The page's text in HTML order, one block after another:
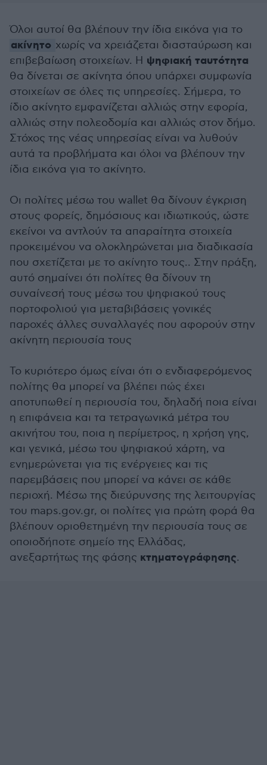
Όλοι αυτοί θα βλέπουν την ίδια εικόνα για το
ακίνητο χωρίς να χρειάζεται διασταύρωση και
επιβεβαίωση στοιχείων. Η ψηφιακή ταυτότητα
θα δίνεται σε ακίνητα όπου υπάρχει συμφωνία
στοιχείων σε όλες τις υπηρεσίες. Σήμερα, το
ίδιο ακίνητο εμφανίζεται αλλιώς στην εφορία,
αλλιώς στην πολεοδομία και αλλιώς στον δήμο.
Στόχος της νέας υπηρεσίας είναι να λυθούν
αυτά τα προβλήματα και όλοι να βλέπουν την
ίδια εικόνα για το ακίνητο.
Οι πολίτες μέσω του wallet θα δίνουν έγκριση
στους φορείς, δημόσιους και ιδιωτικούς, ώστε
εκείνοι να αντλούν τα απαραίτητα στοιχεία
προκειμένου να ολοκληρώνεται μια διαδικασία
που σχετίζεται με το ακίνητο τους.. Στην πράξη,
αυτό σημαίνει ότι πολίτες θα δίνουν τη
συναίνεσή τους μέσω του ψηφιακού τους
πορτοφολιού για μεταβιβάσεις γονικές
παροχές άλλες συναλλαγές που αφορούν στην
ακίνητη περιουσία τους
Το κυριότερο όμως είναι ότι ο ενδιαφερόμενος
πολίτης θα μπορεί να βλέπει πώς έχει
αποτυπωθεί η περιουσία του, δηλαδή ποια είναι
η επιφάνεια και τα τετραγωνικά μέτρα του
ακινήτου του, ποια η περίμετρος, η χρήση γης,
και γενικά, μέσω του ψηφιακού χάρτη, να
ενημερώνεται για τις ενέργειες και τις
παρεμβάσεις που μπορεί να κάνει σε κάθε
περιοχή. Μέσω της διεύρυνσης της λειτουργίας
του maps.gov.gr, οι πολίτες για πρώτη φορά θα
βλέπουν οριοθετημένη την περιουσία τους σε
οποιοδήποτε σημείο της Ελλάδας,
ανεξαρτήτως της φάσης κτηματογράφησης.